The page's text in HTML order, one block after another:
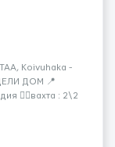
Koivuhaka -
ДОМ 📍
👌🏻вахта : 2\2
📞